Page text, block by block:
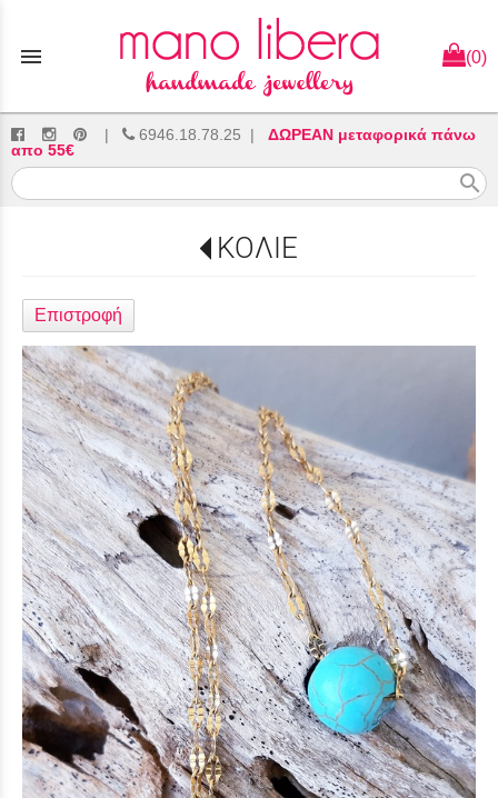
menu (0)
| 6946.18.78.25 | ΔΩΡΕΑΝ μεταφορικά πάνω
απο 55€
search
ΚΟΛΙΕ
Επιστροφή